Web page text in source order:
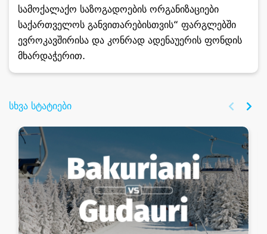
სამოქალაქო საზოგადოების ორგანიზაციები
საქართველოს განვითარებისთვის“ ფარგლებში
ევროკავშირისა და კონრად ადენაუერის ფონდის
მხარდაჭერით.
სხვა სტატიები